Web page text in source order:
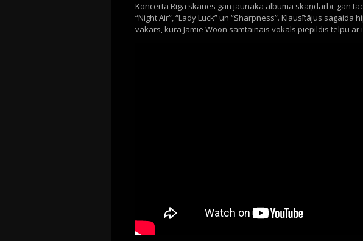
Koncertā Rīgā skanēs gan jaunākā albuma skaņdarbi, gan
“Night Air”, “Lady Luck” un “Sharpness”. Klausītājus
vakars, kurā Jamie Woon samtainais vokāls piepildīs telpu